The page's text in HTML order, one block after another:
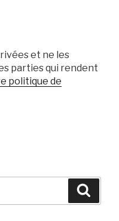
et ne les
parties qui rendent
politique de